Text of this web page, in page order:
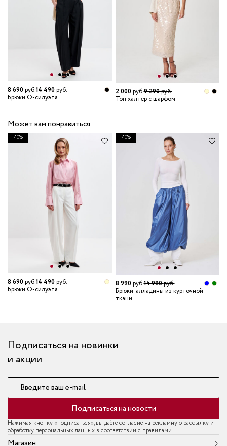
8 690руб.14 490руб.
Брюки О-силуэта
2 000руб.9 290руб.
Топ халтер с шарфом
Может вам понравиться
-40%
8 690руб.14 490руб.
Брюки О-силуэта
-40%
8 990руб.14 990руб.
Брюки-алладины из курточной
ткани
Подписаться на новинки
и акции
Введите ваш e-mail
Подписаться на новости
Нажимая кнопку «подписаться», вы даёте согласие на рекламную рассылку и
обработку персональных данных в соответствии с правилами.
Магазин